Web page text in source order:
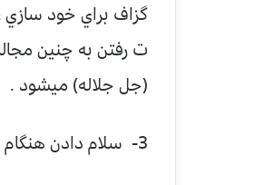
گزاف براي خود سازي
ت رفتن به چنين
(جل جلاله) ميشود .
3- سلام دادن هنگام ملاقات :